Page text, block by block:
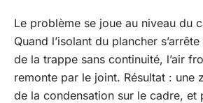
Le problème se joue au niveau du
Quand l’isolant du plancher
de la trappe sans continuité, l’air
remonte par le joint. Résultat : une
de la condensation sur le cadre, et